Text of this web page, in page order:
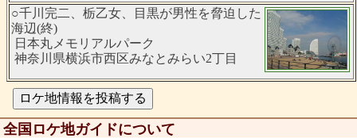
○千川完二、栃乙女、目黒が男性を脅迫した
海辺(終)
日本丸メモリアルパーク
神奈川県横浜市西区みなとみらい2丁目
全国ロケ地ガイドについて